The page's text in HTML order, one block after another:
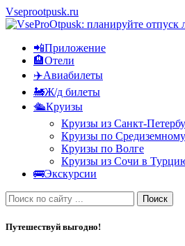
Vseprootpusk.ru
📲Приложение
🏨Отели
✈️Авиабилеты
🚂Ж/д билеты
🛳Круизы
Круизы из Санкт-
Круизы по
Круизы по Волге
Круизы из Сочи в
🚌Экскурсии
Поиск
Путешествуй выгодно!